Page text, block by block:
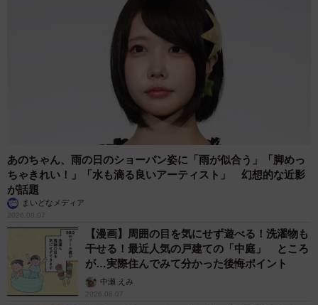
来店してくださるようになりました」
6/7
こちらが実際に藤井七段が注文した「プレミアム和牛ハンバーグ弁当」
もちろん、夜のメニューも好評だ。ひとつひとつ厳選さ
あのちゃん、雨の日のショーパン姿に「雨が似合う」「脚めっ
ちゃきれい！」「水も滴る良いアーティスト」 幻想的な近影
が話題
まいどなメディア
2026.08.07
【漫画】周囲の目を気にせず遊べる！洗濯物も
干せる！最近人気の戸建ての「中庭」 ところ
が…実際住んでみて分かった後悔ポイント
中瀬 えみ
2026.08.07